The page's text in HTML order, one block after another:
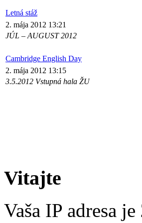
Letná stáž
2. mája 2012 13:21
JÚL – AUGUST 2012
Cambridge English Day
2. mája 2012 13:15
3.5.2012 Vstupná hala ŽU
Vitajte
Vaša IP adresa je